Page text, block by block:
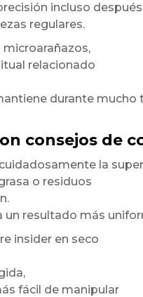
incluso después
regulares.
relacionado
durante mucho
consejos de
la
o residuos
un resultado más
insider en seco
fácil de manipular